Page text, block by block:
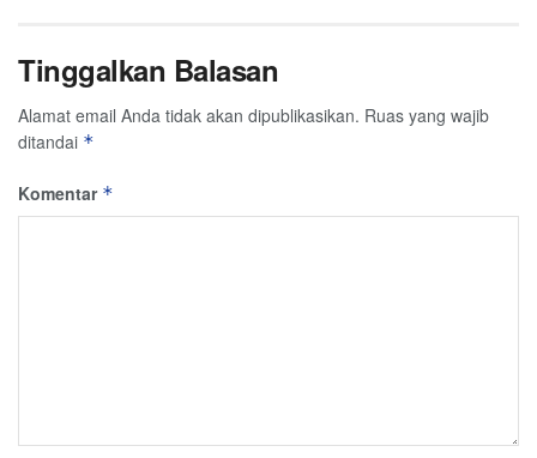
Tinggalkan Balasan
Alamat email Anda tidak akan dipublikasikan. Ruas yang wajib
ditandai *
Komentar *